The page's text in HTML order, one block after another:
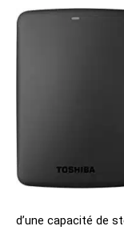
d’une capacité de